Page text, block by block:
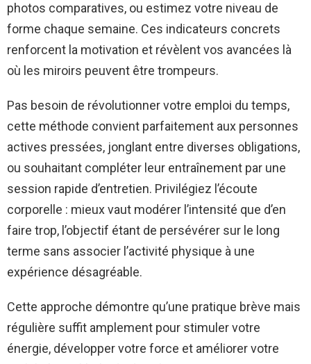
photos comparatives, ou estimez votre niveau de
forme chaque semaine. Ces indicateurs concrets
renforcent la motivation et révèlent vos avancées là
où les miroirs peuvent être trompeurs.
Pas besoin de révolutionner votre emploi du temps,
cette méthode convient parfaitement aux personnes
actives pressées, jonglant entre diverses obligations,
ou souhaitant compléter leur entraînement par une
session rapide d’entretien. Privilégiez l’écoute
corporelle : mieux vaut modérer l’intensité que d’en
faire trop, l’objectif étant de persévérer sur le long
terme sans associer l’activité physique à une
expérience désagréable.
Cette approche démontre qu’une pratique brève mais
régulière suffit amplement pour stimuler votre
énergie, développer votre force et améliorer votre